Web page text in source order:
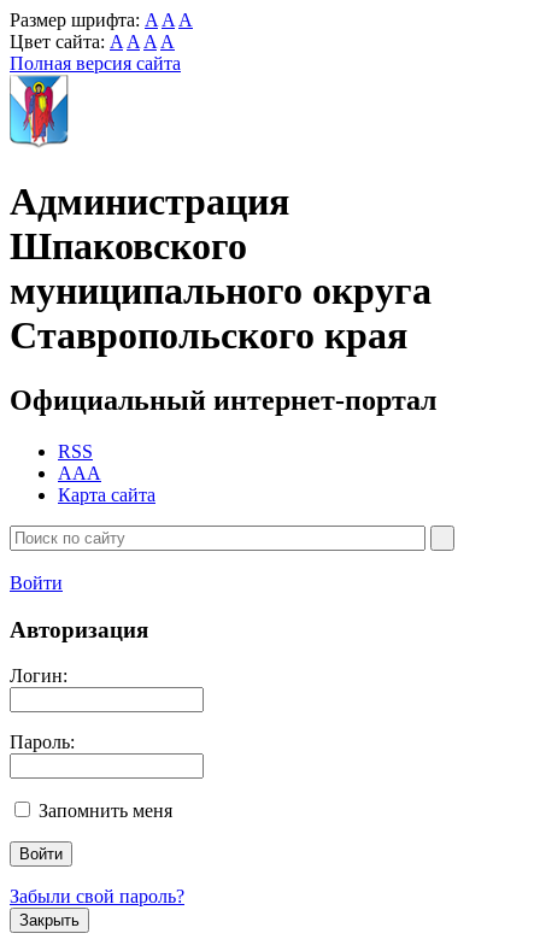
Размер шрифта: A A A
Цвет сайта: A A A A
Полная версия сайта
Администрация
Шпаковского
муниципального округа
Ставропольского края
Официальный интернет-портал
RSS
AAA
Карта сайта
Войти
Авторизация
Логин:
Пароль:
Запомнить меня
Забыли свой пароль?
Закрыть